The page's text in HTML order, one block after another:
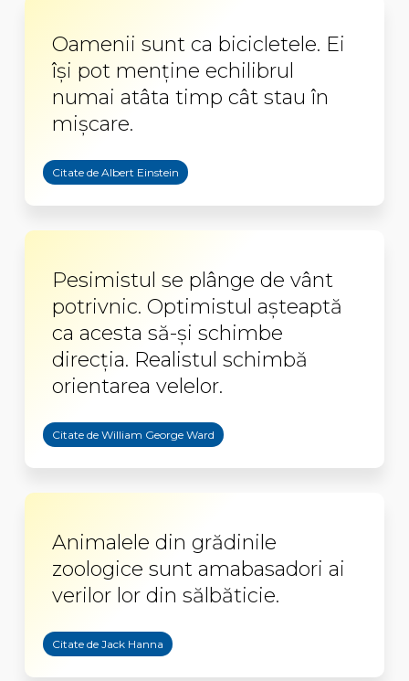
Oamenii sunt ca bicicletele. Ei
își pot menține echilibrul
numai atâta timp cât stau în
mișcare.
Citate de Albert Einstein
Pesimistul se plânge de vânt
potrivnic. Optimistul așteaptă
ca acesta să-și schimbe
direcția. Realistul schimbă
orientarea velelor.
Citate de William George Ward
Animalele din grădinile
zoologice sunt amabasadori ai
verilor lor din sălbăticie.
Citate de Jack Hanna